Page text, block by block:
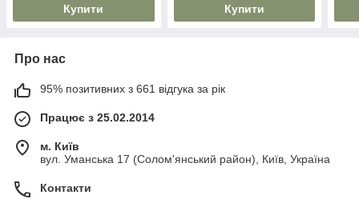
Купити Купити
Про нас
95% позитивних з 661 відгука за рік
Працює з 25.02.2014
м. Київ
вул. Уманська 17 (Солом'янський район), Київ, Україна
Контакти